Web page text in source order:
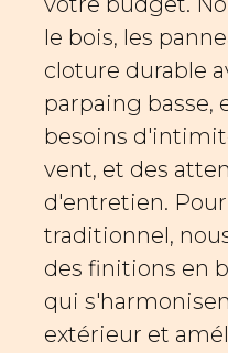
le bois, les
cloture durable
parpaing basse,
besoins
vent, et des
d'entretien.
traditionnel,
des finitions en
qui
extérieur et